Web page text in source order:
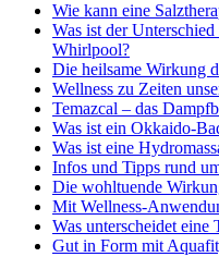
Wie kann eine
Was ist der
Whirlpool?
Die heilsame Wirkung
Wellness zu Zeiten
Temazcal – das
Was ist ein Okkaido-
Was ist eine
Infos und Tipps rund
Die wohltuende
Mit Wellness-
Was unterscheidet eine
Gut in Form mit